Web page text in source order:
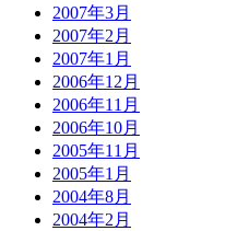
2007年3月
2007年2月
2007年1月
2006年12月
2006年11月
2006年10月
2005年11月
2005年1月
2004年8月
2004年2月